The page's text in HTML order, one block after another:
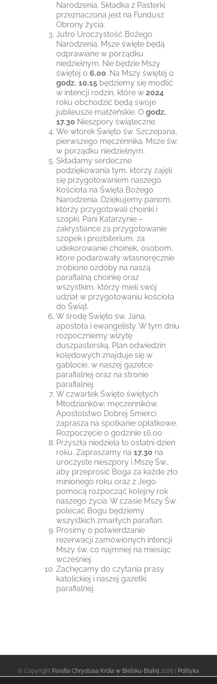
Narodzenia. Składka z Pasterki
przeznaczona jest na Fundusz
Obrony życia.
Jutro Uroczystość Bożego
Narodzenia. Msze święte będą
odprawiane w porządku
niedzielnym. Nie będzie Mszy
świętej o6.00. Na Mszy świętej o
godz. 10.15 będziemy się modlić
w intencji rodzin, które w2024
roku obchodzić będą swoje
jubileusze małżeńskie. O godz.
17.30 Nieszpory świąteczne.
We wtorek Święto św. Szczepana,
pierwszego męczennika. Msze św.
w porządku niedzielnym.
Składamy serdeczne
podziękowania tym, którzy zajęli
się przygotowaniem naszego
Kościoła na Święta Bożego
Narodzenia. Dziękujemy panom,
którzy przygotowali choinki i
szopki. Pani Katarzynie –
zakrystiance za przygotowanie
szopek i prezbiterium, za
udekorowanie choinek, osobom,
które podarowały własnoręcznie
zrobione ozdoby na naszą
parafialną choinkę oraz
wszystkim, którzy mieli swój
udział w przygotowaniu kościoła
do Świąt.
W środę Święto św. Jana,
apostoła i ewangelisty. W tym dniu
rozpoczniemy wizytę
duszpasterską. Plan odwiedzin
kolędowych znajduje się w
gablocie, w naszej gazetce
parafialnej oraz na stronie
parafialnej.
W czwartek Święto świętych
Młodzianków, męczenników.
Apostolstwo Dobrej Śmierci
zaprasza na spotkanie opłatkowe.
Rozpoczęcie o godzinie 16.00
Przyszła niedziela to ostatni dzień
roku. Zapraszamy na17.30 na
uroczyste nieszpory i Mszę Św.,
aby przeprosić Boga za każde zło
minionego roku oraz z Jego
pomocą rozpocząć kolejny rok
naszego życia. W czasie Mszy Św.
polecać Bogu będziemy
wszystkich zmarłych parafian.
Prosimy o potwierdzanie
rezerwacji zamówionych intencji
Mszy św. co najmniej na miesiąc
wcześniej.
Zachęcamy do czytania prasy
katolickiej i naszej gazetki
parafialnej.
© Copyright Parafia Chrystusa Króla w Bielsku-Białej 2026 | Polityka
prywatności|